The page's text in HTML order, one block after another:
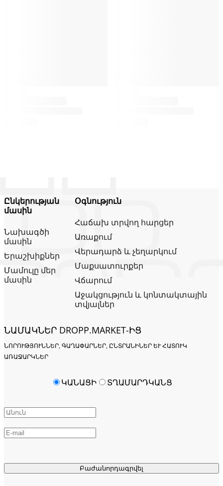
Ընկերության
մասին
Նախագծի
մասին
Երաշխիքներ
Մամուլը մեր
մասին
Օգնություն
Հաճախ տրվող հարցեր
Առաքում
Վերադարձ և չեղարկում
Մաքսատուրքեր
Վճարում
Աջակցություն և կոնտակտային
տվյալներ
ՆԱՄԱԿՆԵՐ DROPP.MARKET-ԻՑ
ՆՈՐՈՒԹՅՈՒՆՆԵՐ, ԳԱՂԱՓԱՐՆԵՐ, ԸՆՏՐԱՆԻՆԵՐ ԵՒ ՀԱՏՈՒԿ Ա
ՌԱՋԱՐԿՆԵՐ
Բաժանորդագրվել
ԿԱՆԱՑԻ ՏՂԱՄԱՐԴԿԱՆՑ